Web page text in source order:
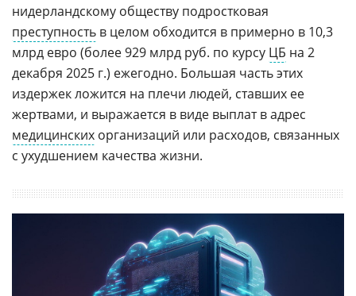
нидерландскому обществу подростковая
преступность в целом обходится в примерно в 10,3
млрд евро (более 929 млрд руб. по курсу ЦБ на 2
декабря 2025 г.) ежегодно. Большая часть этих
издержек ложится на плечи людей, ставших ее
жертвами, и выражается в виде выплат в адрес
медицинских организаций или расходов, связанных
с ухудшением качества жизни.